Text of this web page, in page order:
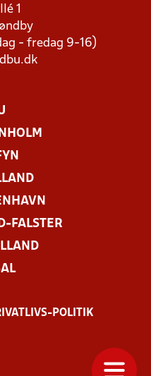
1
- fredag 9-16)
FALSTER
POLITIK